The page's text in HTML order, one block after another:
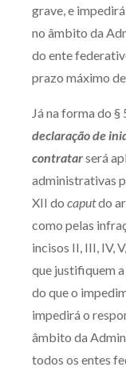
grave, e
no âmbito da
do ente
prazo máximo
Já na forma do §
declaração de
contratarserá
administrativas
XII do caputdo
como pelas
incisos II, III, IV,
que justifiquem
do que o
impedirá o
âmbito da
todos os entes